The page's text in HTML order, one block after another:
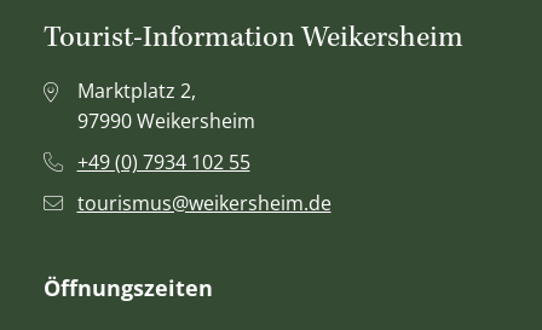
Tourist-Information Weikersheim
Marktplatz 2,
97990 Weikersheim
+49 (0) 7934 102 55
tourismus@weikersheim.de
Öffnungszeiten